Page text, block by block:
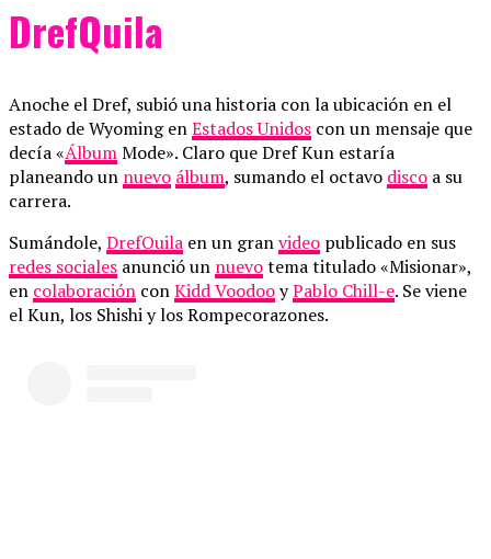
DrefQuila
Anoche el Dref, subió una historia con la ubicación en el
estado de Wyoming enEstados Unidos con un mensaje que
decía «ÁlbumMode». Claro que Dref Kun estaría
planeando un nuevo álbum, sumando el octavo disco a su
carrera.
Sumándole, DrefQuila en un granvideo publicado en sus
redes sociales anunció un nuevotema titulado «Misionar»,
en colaboración conKidd VoodooyPablo Chill-e. Se viene
el Kun, los Shishi y los Rompecorazones.